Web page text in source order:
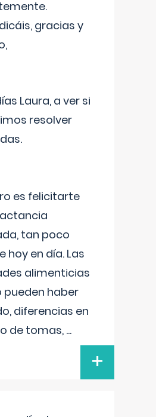
gracias y
Laura, a ver si
resolver
es felicitarte
tan poco
hoy en día. Las
alimenticias
pueden haber
diferencias en
de tomas,...
+